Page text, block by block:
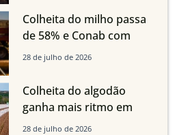
em Mato Grosso, aponta
Imea
Colheita do milho passa
de 58% e Conab com
boas produtividades em
quedas em Tocantins,
Maranhão e Piauí
28 de julho de 2026
Colheita do algodão
ganha mais ritmo em
Mato Grosso, Mato
28 de julho de 2026